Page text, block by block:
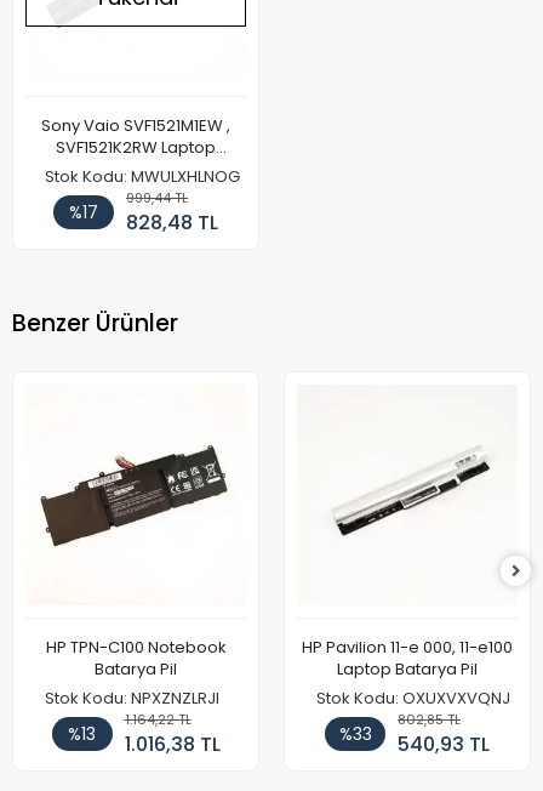
Sony Vaio SVF1521M1EW ,
SVF1521K2RW Laptop
Batarya Pil
Stok Kodu: MWULXHLNOG
%17
999,44 TL
828,48 TL
Benzer Ürünler
HP TPN-C100 Notebook
Batarya Pil
Stok Kodu: NPXZNZLRJI
%13
1.164,22 TL
1.016,38 TL
HP Pavilion 11-e 000, 11-e100
Laptop Batarya Pil
Stok Kodu: OXUXVXVQNJ
%33
802,85 TL
540,93 TL